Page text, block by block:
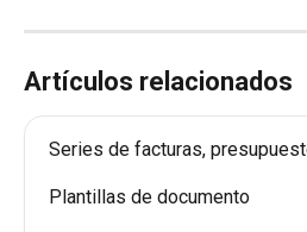
Artículos relacionados
Series de facturas,
Plantillas de documento